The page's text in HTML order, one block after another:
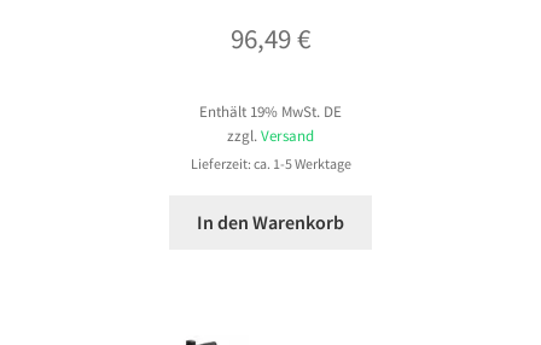
96,49€
Enthält 19% MwSt. DE
zzgl. Versand
Lieferzeit: ca. 1-5 Werktage
In den Warenkorb